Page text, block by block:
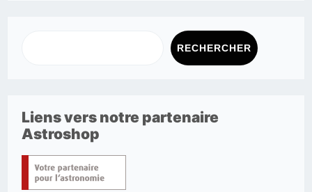
RECHERCHER
Liens vers notre partenaire
Astroshop